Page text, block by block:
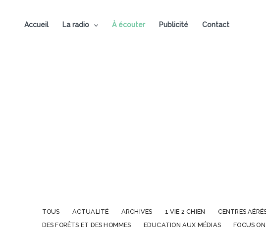
contenuAccueil La radio À écouter Publicité Contact
TOUS ACTUALITÉ ARCHIVES 1 VIE 2 CHIEN CENTRES
DES FORÊTS ET DES HOMMES
EDUCATION AUX MÉDIAS FOCUS ON